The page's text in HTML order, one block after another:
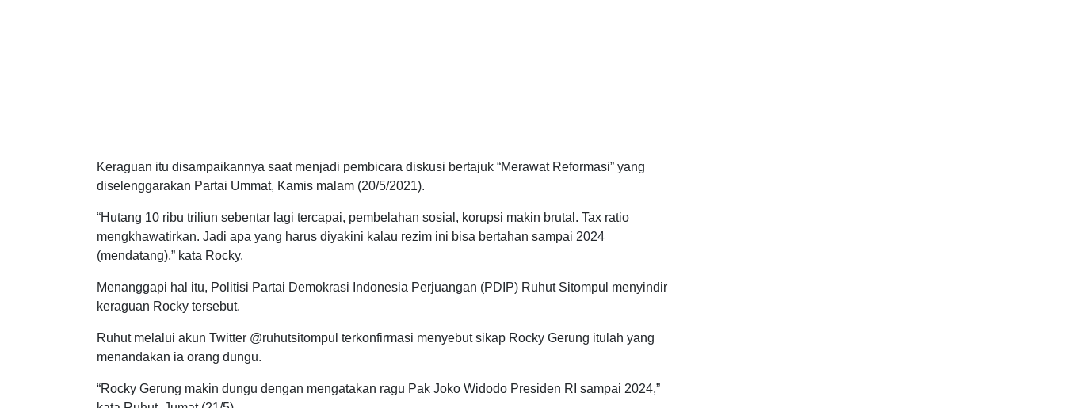
Keraguan itu disampaikannya saat menjadi pembicara diskusi bertajuk “Merawat Reformasi” yang
diselenggarakan Partai Ummat, Kamis malam (20/5/2021).
“Hutang 10 ribu triliun sebentar lagi tercapai, pembelahan sosial, korupsi makin brutal. Tax ratio
mengkhawatirkan. Jadi apa yang harus diyakini kalau rezim ini bisa bertahan sampai 2024
(mendatang),” kata Rocky.
Menanggapi hal itu, Politisi Partai Demokrasi Indonesia Perjuangan (PDIP) Ruhut Sitompul menyindir
keraguan Rocky tersebut.
Ruhut melalui akun Twitter @ruhutsitompul terkonfirmasi menyebut sikap Rocky Gerung itulah yang
menandakan ia orang dungu.
“Rocky Gerung makin dungu dengan mengatakan ragu Pak Joko Widodo Presiden RI sampai 2024,”